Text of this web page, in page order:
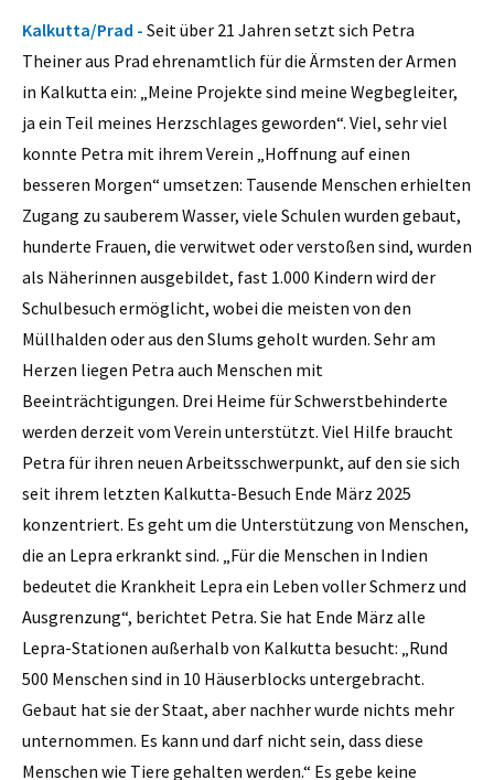
Kalkutta/Prad - Seit über 21 Jahren setzt sich Petra
Theiner aus Prad ehrenamtlich für die Ärmsten der Armen
in Kalkutta ein: „Meine Projekte sind meine Wegbegleiter,
ja ein Teil meines Herzschlages geworden“. Viel, sehr viel
konnte Petra mit ihrem Verein „Hoffnung auf einen
besseren Morgen“ umsetzen: Tausende Menschen erhielten
Zugang zu sauberem Wasser, viele Schulen wurden gebaut,
hunderte Frauen, die verwitwet oder verstoßen sind, wurden
als Näherinnen ausgebildet, fast 1.000 Kindern wird der
Schulbesuch ermöglicht, wobei die meisten von den
Müllhalden oder aus den Slums geholt wurden. Sehr am
Herzen liegen Petra auch Menschen mit
Beeinträchtigungen. Drei Heime für Schwerstbehinderte
werden derzeit vom Verein unterstützt. Viel Hilfe braucht
Petra für ihren neuen Arbeitsschwerpunkt, auf den sie sich
seit ihrem letzten Kalkutta-Besuch Ende März 2025
konzentriert. Es geht um die Unterstützung von Menschen,
die an Lepra erkrankt sind. „Für die Menschen in Indien
bedeutet die Krankheit Lepra ein Leben voller Schmerz und
Ausgrenzung“, berichtet Petra. Sie hat Ende März alle
Lepra-Stationen außerhalb von Kalkutta besucht: „Rund
500 Menschen sind in 10 Häuserblocks untergebracht.
Gebaut hat sie der Staat, aber nachher wurde nichts mehr
unternommen. Es kann und darf nicht sein, dass diese
Menschen wie Tiere gehalten werden.“ Es gebe keine